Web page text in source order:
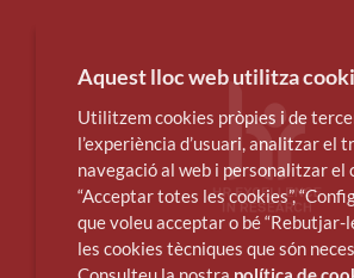
Aquest lloc web utilitza
Utilitzem cookies pròpies i de
l’experiència d’usuari, analitzar el
navegació al web i personalitzar el
“Acceptar totes les cookies”,
que voleu acceptar o bé
les cookies tècniques que són